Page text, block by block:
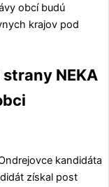
obcí budú
krajov pod
NEKA
kandidáta
získal post